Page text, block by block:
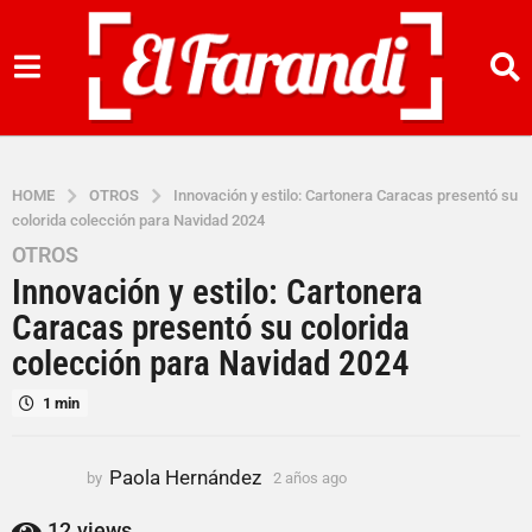
HOME OTROS
Innovación y estilo: Cartonera Caracas presentó su
colorida colección para Navidad 2024
2
a
ñ
o
s
a
OTROS
Innovación y estilo: Cartonera
Caracas presentó su colorida
colección para Navidad 2024
1 min
by Paola Hernández 2 años ago